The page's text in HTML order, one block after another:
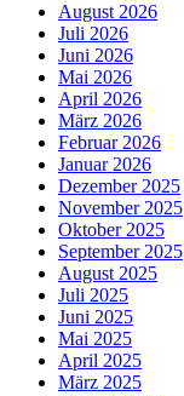
August 2026
Juli 2026
Juni 2026
Mai 2026
April 2026
März 2026
Februar 2026
Januar 2026
Dezember 2025
November 2025
Oktober 2025
September 2025
August 2025
Juli 2025
Juni 2025
Mai 2025
April 2025
März 2025